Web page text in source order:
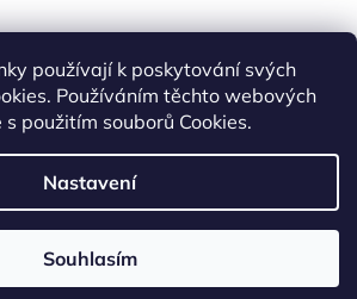
používají k poskytování svých
Používáním těchto webových
použitím souborů Cookies.
Nastavení
Souhlasím
Vytvořil Shoptet
BestStore.cz. Všechna práva vyhrazena.